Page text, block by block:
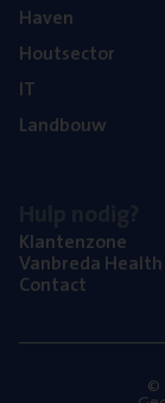
Haven
Hout­sec­tor
IT
Land­bouw
Klan­ten­zo­ne
Van­b­re­da Health
Con­tact
©